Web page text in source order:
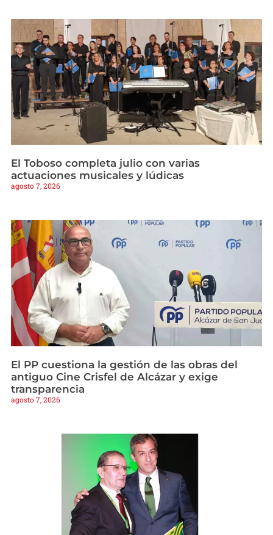
El Toboso completa julio con varias
actuaciones musicales y lúdicas
agosto 7, 2026
El PP cuestiona la gestión de las obras del
antiguo Cine Crisfel de Alcázar y exige
transparencia
agosto 7, 2026